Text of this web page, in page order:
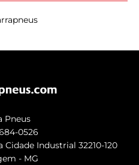
Pneus
0526
Cidade Industrial 32210-120
- MG